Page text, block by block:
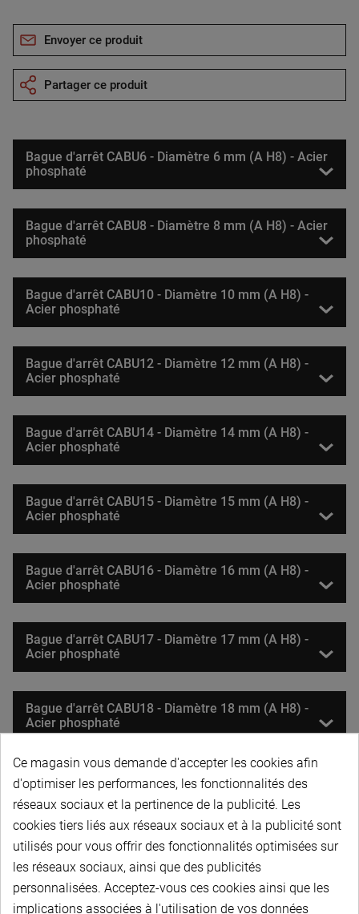
Envoyer ce produit
Partager ce produit
Bague d'arrêt CABU6 - Diamètre 6 mm (A H8) - Acier
phosphaté
Bague d'arrêt CABU8 - Diamètre 8 mm (A H8) - Acier
phosphaté
Bague d'arrêt CABU10 - Diamètre 10 mm (A H8) -
Acier phosphaté
Bague d'arrêt CABU12 - Diamètre 12 mm (A H8) -
Acier phosphaté
Bague d'arrêt CABU14 - Diamètre 14 mm (A H8) -
Acier phosphaté
Bague d'arrêt CABU15 - Diamètre 15 mm (A H8) -
Acier phosphaté
Bague d'arrêt CABU16 - Diamètre 16 mm (A H8) -
Acier phosphaté
Bague d'arrêt CABU17 - Diamètre 17 mm (A H8) -
Acier phosphaté
Bague d'arrêt CABU18 - Diamètre 18 mm (A H8) -
Acier phosphaté
Bague d'arrêt CABU20 - Diamètre 20 mm (A H8) -
Acier phosphaté
Bague d'arrêt CABU25 - Diamètre 25 mm (A H8) -
Acier phosphaté
Ce magasin vous demande d'accepter les cookies afin
d'optimiser les performances, les fonctionnalités des
réseaux sociaux et la pertinence de la publicité. Les
cookies tiers liés aux réseaux sociaux et à la publicité sont
utilisés pour vous offrir des fonctionnalités optimisées sur
les réseaux sociaux, ainsi que des publicités
personnalisées. Acceptez-vous ces cookies ainsi que les
implications associées à l'utilisation de vos données